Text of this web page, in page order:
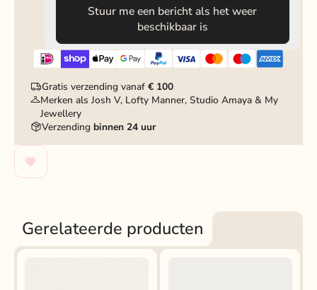
Stuur me een bericht als het weer
beschikbaar is
Gratis verzending vanaf€ 100
Merken als Josh V, Lofty Manner, Studio Amaya & My
Jewellery
Verzendingbinnen 24 uur
Gerelateerde producten